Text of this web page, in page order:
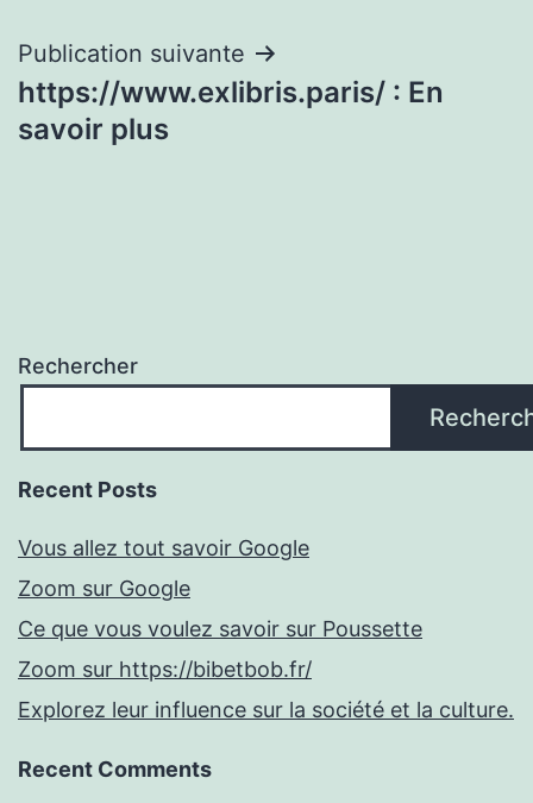
Publication suivante
https://www.exlibris.paris/ : En
savoir plus
Rechercher
Recent Posts
Vous allez tout savoir Google
Zoom sur Google
Ce que vous voulez savoir sur Poussette
Zoom sur https://bibetbob.fr/
Explorez leur influence sur la société et la culture.
Recent Comments